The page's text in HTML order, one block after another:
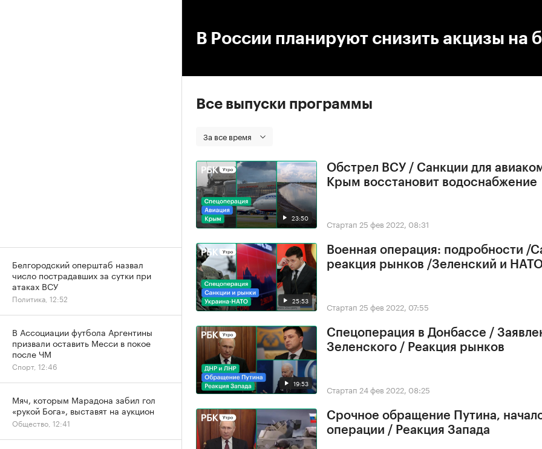
В России планируют снизить акцизы на
Все выпуски программы
За все время
23:50
Обстрел ВСУ / Санкции для
Крым восстановит водоснабжение
Стартап 25 фев 2022, 08:31
25:53
Военная операция: подробности /
реакция рынков /Зеленский и
Стартап 25 фев 2022, 07:55
19:53
Спецоперация в Донбассе /
Зеленского / Реакция рынков
Стартап 24 фев 2022, 08:25
Срочное обращение Путина,
операции / Реакция Запада
Белгородский оперштаб назвал
число пострадавших за сутки при
атаках ВСУ
Политика, 12:52
В Ассоциации футбола Аргентины
призвали оставить Месси в покое
после ЧМ
Спорт, 12:46
Мяч, которым Марадона забил гол
«рукой Бога», выставят на аукцион
Общество, 12:41